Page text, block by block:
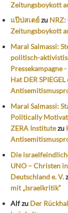
Zeitungsboykott
แป๊ปสเตย์zu NRZ:
Zeitungsboykott
Maral Salmassi:
politisch-
Pressekampagne
Hat DER SPIEGEL
Maral Salmassi:
Politically
ZERA Institutezu
Die
UNO – Christen
Deutschland e. V.
mit „Israelkritik“
Alfzu Der